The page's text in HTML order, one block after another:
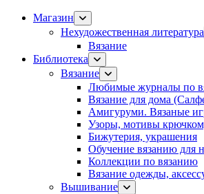
Магазин
Нехудожественная литература
Вязание
Библиотека
Вязание
Любимые журналы по
Вязание для дома
Амигуруми. Вязаные
Узоры, мотивы
Бижутерия, украшения
Обучение вязанию для
Коллекции по вязанию
Вязание одежды,
Вышивание